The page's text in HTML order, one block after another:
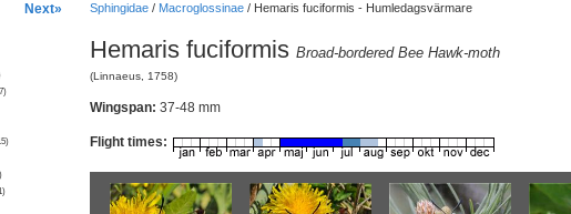
Sphingidae/ Macroglossinae/ Hemaris fuciformis - Humledagsvärmare
Hemaris fuciformis Broad-bordered Bee Hawk-moth
(Linnaeus, 1758)
Wingspan: 37-48 mm
Flight times:
Next»